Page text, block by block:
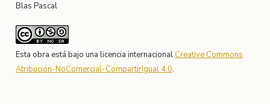
Blas Pascal
Esta obra está bajo una licencia internacional Creative Commons
Atribución-NoComercial-CompartirIgual 4.0.